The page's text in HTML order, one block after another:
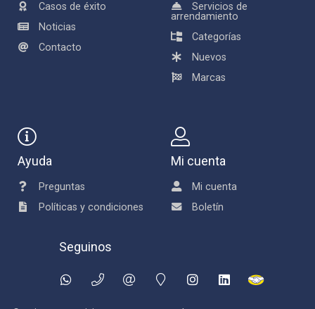
Casos de éxito
Noticias
Contacto
Servicios de
arrendamiento
Categorías
Nuevos
Marcas
Ayuda
Preguntas
Políticas y condiciones
Mi cuenta
Mi cuenta
Boletín
Seguinos